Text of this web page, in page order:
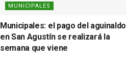
MUNICIPALES
Municipales: el pago del aguinaldo
en San Agustín se realizará la
semana que viene